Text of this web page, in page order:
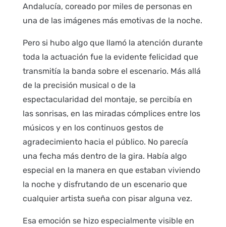
Andalucía, coreado por miles de personas en
una de las imágenes más emotivas de la noche.
Pero si hubo algo que llamó la atención durante
toda la actuación fue la evidente felicidad que
transmitía la banda sobre el escenario. Más allá
de la precisión musical o de la
espectacularidad del montaje, se percibía en
las sonrisas, en las miradas cómplices entre los
músicos y en los continuos gestos de
agradecimiento hacia el público. No parecía
una fecha más dentro de la gira. Había algo
especial en la manera en que estaban viviendo
la noche y disfrutando de un escenario que
cualquier artista sueña con pisar alguna vez.
Esa emoción se hizo especialmente visible en